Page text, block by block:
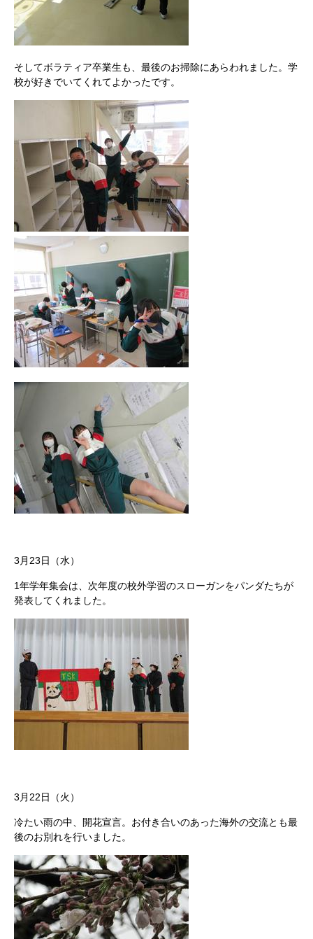
そしてボラティア卒業生も、最後のお掃除にあらわれました。学
校が好きでいてくれてよかったです。
3月23日（水）
1年学年集会は、次年度の校外学習のスローガンをパンダたちが
発表してくれました。
3月22日（火）
冷たい雨の中、開花宣言。お付き合いのあった海外の交流とも最
後のお別れを行いました。